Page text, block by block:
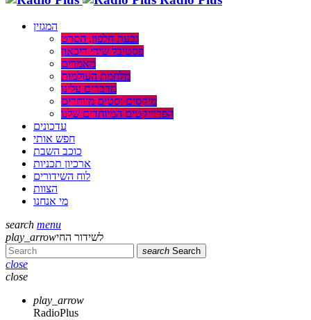
המגזין
גבעת חלפון, הסרט
פסטיבל שירי דיכאון
מאמרים
מלחמת העולמות
מדברים עלינו
מיקסים וסטים מיוחדים
הפרוייקטים המיוחדים שלנו
עדכונים
חפש אותי
כוכב השבת
ארכיון תכניות
לוח השידורים
הצוות
מי אנחנו
search menu
play_arrowלשידור החי
search Search
close
close
play_arrow
RadioPlus